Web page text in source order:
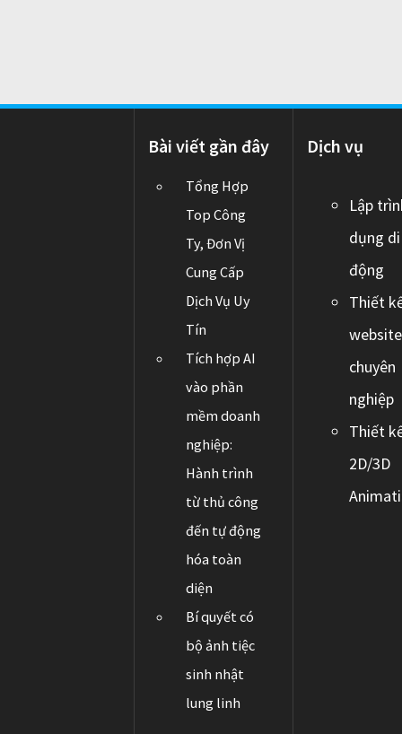
Bài viết gần đây
Tổng Hợp
Top Công
Ty, Đơn Vị
Cung Cấp
Dịch Vụ Uy
Tín
Tích hợp AI
vào phần
mềm doanh
nghiệp:
Hành trình
từ thủ công
đến tự động
hóa toàn
diện
Bí quyết có
bộ ảnh tiệc
sinh nhật
lung linh
Dịch vụ
Lập
dụng di
động
Thiết
website
chuyên
nghiệp
Thiết
2D/3D